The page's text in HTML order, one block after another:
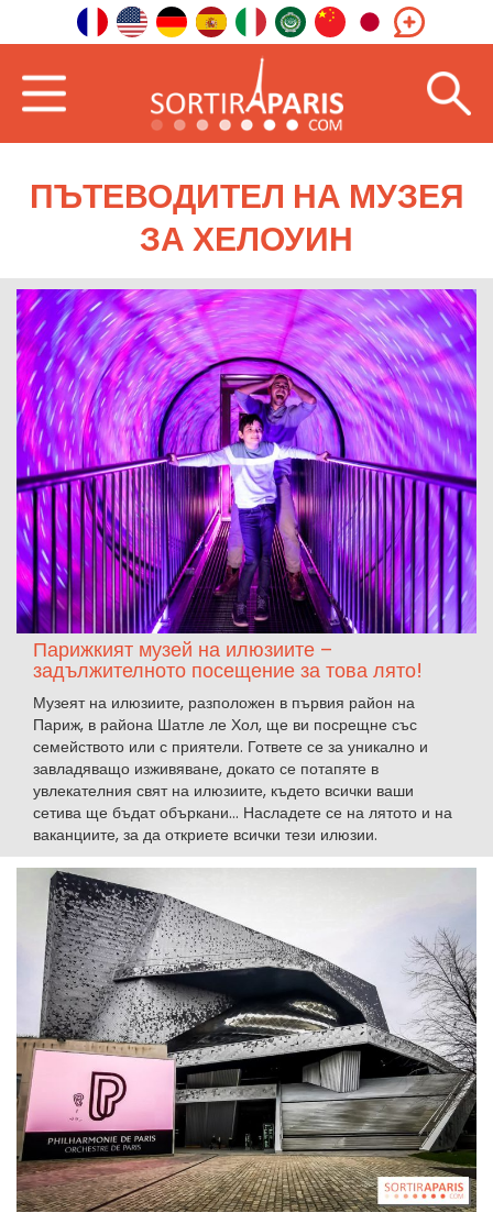
ПЪТЕВОДИТЕЛ НА МУЗЕЯ
ЗА ХЕЛОУИН
Парижкият музей на илюзиите –
задължителното посещение за това лято!
Музеят на илюзиите, разположен в първия район на
Париж, в района Шатле ле Хол, ще ви посрещне със
семейството или с приятели. Гответе се за уникално и
завладяващо изживяване, докато се потапяте в
увлекателния свят на илюзиите, където всички ваши
сетива ще бъдат объркани... Насладете се на лятото и на
ваканциите, за да откриете всички тези илюзии.